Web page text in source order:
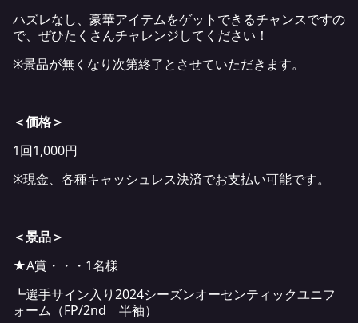
ハズレなし、豪華アイテムをゲットできるチャンスですの
で、ぜひたくさんチャレンジしてください！
※景品が無くなり次第終了とさせていただきます。
＜価格＞
1回1,000円
※現金、各種キャッシュレス決済でお支払い可能です。
＜景品＞
★A賞・・・1名様
┗選手サイン入り2024シーズンオーセンティックユニフ
ォーム（FP/2nd 半袖）